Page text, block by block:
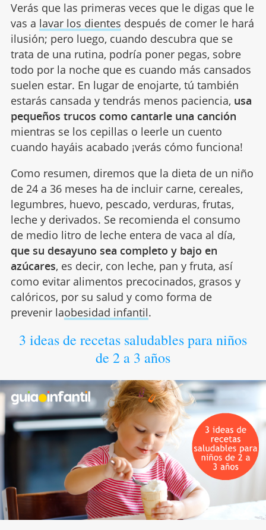
Verás que las primeras veces que le digas que le
vas a lavar los dientes después de comer le hará
ilusión; pero luego, cuando descubra que se
trata de una rutina, podría poner pegas, sobre
todo por la noche que es cuando más cansados
suelen estar. En lugar de enojarte, tú también
estarás cansada y tendrás menos paciencia, usa
pequeños trucos como cantarle una canción
mientras se los cepillas o leerle un cuento
cuando hayáis acabado ¡verás cómo funciona!
Como resumen, diremos que la dieta de un niño
de 24 a 36 meses ha de incluir carne, cereales,
legumbres, huevo, pescado, verduras, frutas,
leche y derivados. Se recomienda el consumo
de medio litro de leche entera de vaca al día,
que su desayuno sea completo y bajo en
azúcares, es decir, con leche, pan y fruta, así
como evitar alimentos precocinados, grasos y
calóricos, por su salud y como forma de
prevenir laobesidad infantil.
3 ideas de recetas saludables para niños
de 2 a 3 años